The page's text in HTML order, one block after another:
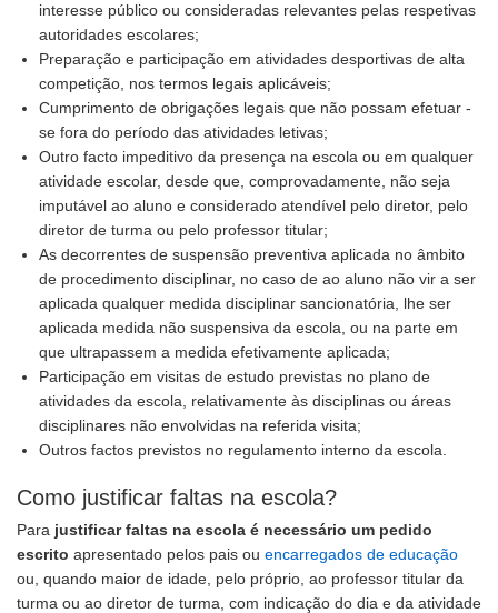
interesse público ou consideradas relevantes pelas respetivas
autoridades escolares;
Preparação e participação em atividades desportivas de alta
competição, nos termos legais aplicáveis;
Cumprimento de obrigações legais que não possam efetuar -
se fora do período das atividades letivas;
Outro facto impeditivo da presença na escola ou em qualquer
atividade escolar, desde que, comprovadamente, não seja
imputável ao aluno e considerado atendível pelo diretor, pelo
diretor de turma ou pelo professor titular;
As decorrentes de suspensão preventiva aplicada no âmbito
de procedimento disciplinar, no caso de ao aluno não vir a ser
aplicada qualquer medida disciplinar sancionatória, lhe ser
aplicada medida não suspensiva da escola, ou na parte em
que ultrapassem a medida efetivamente aplicada;
Participação em visitas de estudo previstas no plano de
atividades da escola, relativamente às disciplinas ou áreas
disciplinares não envolvidas na referida visita;
Outros factos previstos no regulamento interno da escola.
Como justificar faltas na escola?
Para justificar faltas na escola é necessário um pedido
escrito apresentado pelos pais ou encarregados de educação
ou, quando maior de idade, pelo próprio, ao professor titular da
turma ou ao diretor de turma, com indicação do dia e da atividade